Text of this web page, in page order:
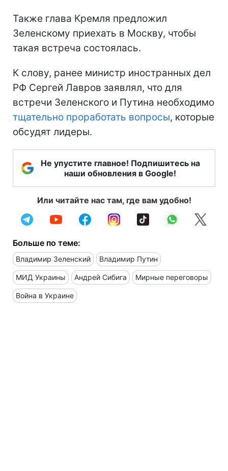
Также глава Кремля предложил
Зеленскому приехать в Москву, чтобы
такая встреча состоялась.
К слову, ранее министр иностранных дел
РФ Сергей Лавров заявлял, что для
встречи Зеленского и Путина необходимо
тщательно проработать вопросы, которые
обсудят лидеры.
Не упустите главное! Подпишитесь на
наши обновления в Google!
Или читайте нас там, где вам удобно!
Больше по теме:
Владимир Зеленский Владимир Путин
МИД Украины Андрей Сибига Мирные переговоры
Война в Украине